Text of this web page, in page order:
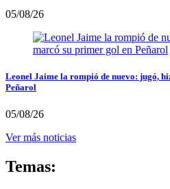
05/08/26
Leonel Jaime la rompió de nuevo: jugó,
Peñarol
05/08/26
Ver más noticias
Temas: